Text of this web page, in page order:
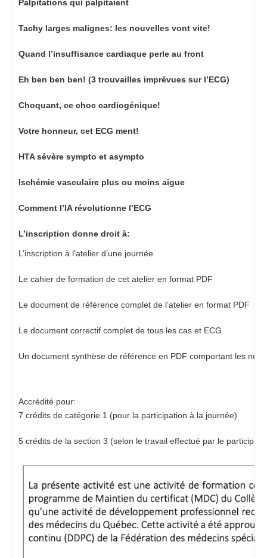
Palpitations qui palpitaient
Tachy larges malignes: les nouvelles vont vite!
Quand l’insuffisance cardiaque perle au front
Eh ben ben ben! (3 trouvailles imprévues sur l’ECG)
Choquant, ce choc cardiogénique!
Votre honneur, cet ECG ment!
HTA sévère sympto et asympto
Ischémie vasculaire plus ou moins aigue
Comment l’IA révolutionne l’ECG
L’inscription donne droit à:
L’inscription à l’atelier d’une journée
Le cahier de formation de cet atelier en format PDF
Le document de référence complet de l’atelier en format PDF
Le document correctif complet de tous les cas et ECG
Un document synthèse de référence en PDF comportant les
Accrédité pour:
7 crédits de catégorie 1 (pour la participation à la journée)
5 crédits de la section 3 (selon le travail effectué par le